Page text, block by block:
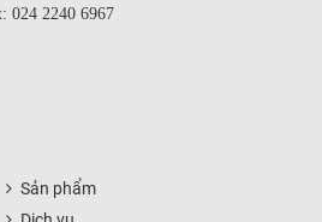
024 2240 6967
Sản phẩm